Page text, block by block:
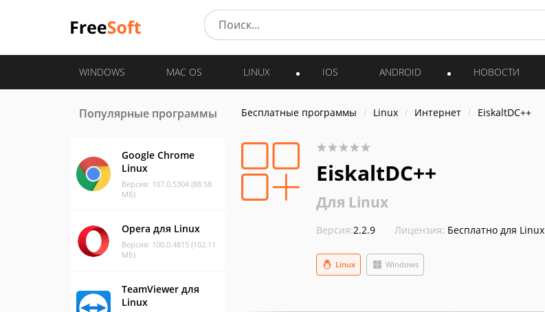
WINDOWS MAC OS LINUX IOS ANDROID НОВОСТИ
Популярные программы
Google Chrome
Linux
Версия: 107.0.5304 (88.58
МБ)
Opera для Linux
Версия: 100.0.4815 (102.11
МБ)
TeamViewer для
Linux
Бесплатные программы Linux Интернет EiskaltDC++
EiskaltDC++
Для Linux
Версия:2.2.9 Лицензия: Бесплатно для Linux
Linux Windows